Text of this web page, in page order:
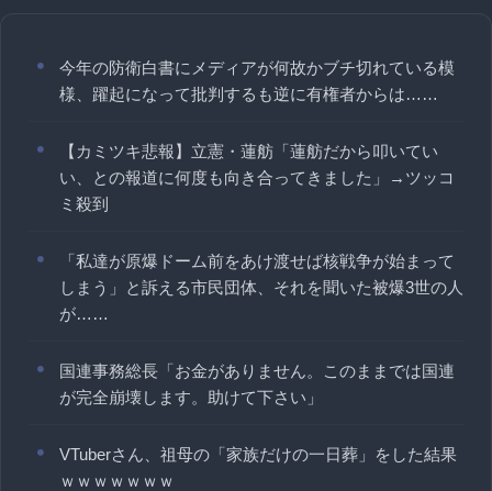
今年の防衛白書にメディアが何故かブチ切れている模
様、躍起になって批判するも逆に有権者からは……
【カミツキ悲報】立憲・蓮舫「蓮舫だから叩いてい
い、との報道に何度も向き合ってきました」→ツッコ
ミ殺到
「私達が原爆ドーム前をあけ渡せば核戦争が始まって
しまう」と訴える市民団体、それを聞いた被爆3世の人
が……
国連事務総長「お金がありません。このままでは国連
が完全崩壊します。助けて下さい」
VTuberさん、祖母の「家族だけの一日葬」をした結果
ｗｗｗｗｗｗｗ